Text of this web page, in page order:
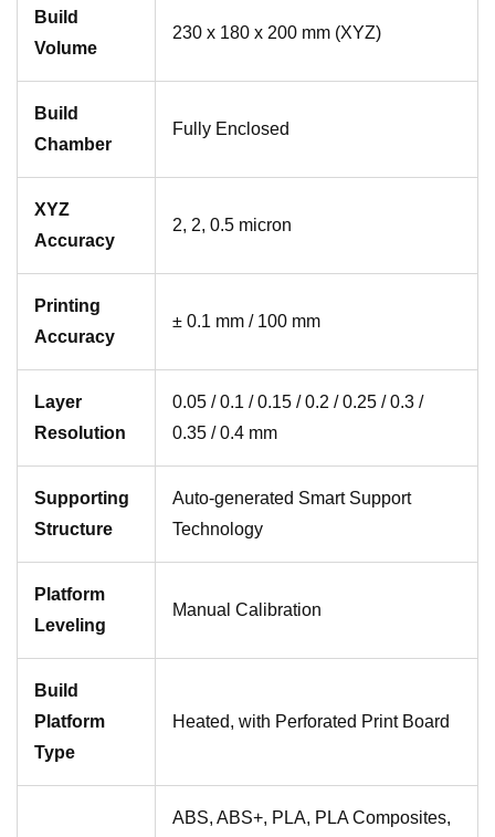
Build
Volume
230 x 180 x 200 mm (XYZ)
Build
Chamber
Fully Enclosed
XYZ
Accuracy
2, 2, 0.5 micron
Printing
Accuracy
± 0.1 mm / 100 mm
Layer
Resolution
0.05 / 0.1 / 0.15 / 0.2 / 0.25 / 0.3 /
0.35 / 0.4 mm
Supporting
Structure
Auto-generated Smart Support
Technology
Platform
Leveling
Manual Calibration
Build
Platform
Type
Heated, with Perforated Print Board
ABS, ABS+, PLA, PLA Composites,